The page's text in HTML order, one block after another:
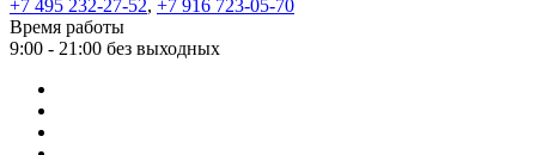
+7 495 232-27-52, +7 916 723-05-70
Время работы
9:00 - 21:00 без выходных